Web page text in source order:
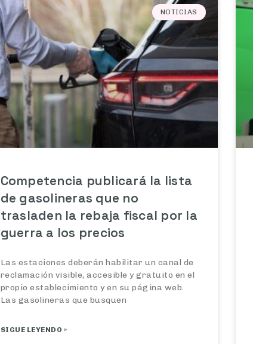
NOTICIAS
Competencia publicará la lista
de gasolineras que no
trasladen la rebaja fiscal por la
guerra a los precios
Las estaciones deberán habilitar un canal de
reclamación visible, accesible y gratuito en el
propio establecimiento y en su página web.
Las gasolineras que busquen
SIGUE LEYENDO »